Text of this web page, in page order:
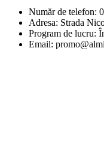
Număr de telefon:
Adresa: Strada
Program de lucru:
Email: